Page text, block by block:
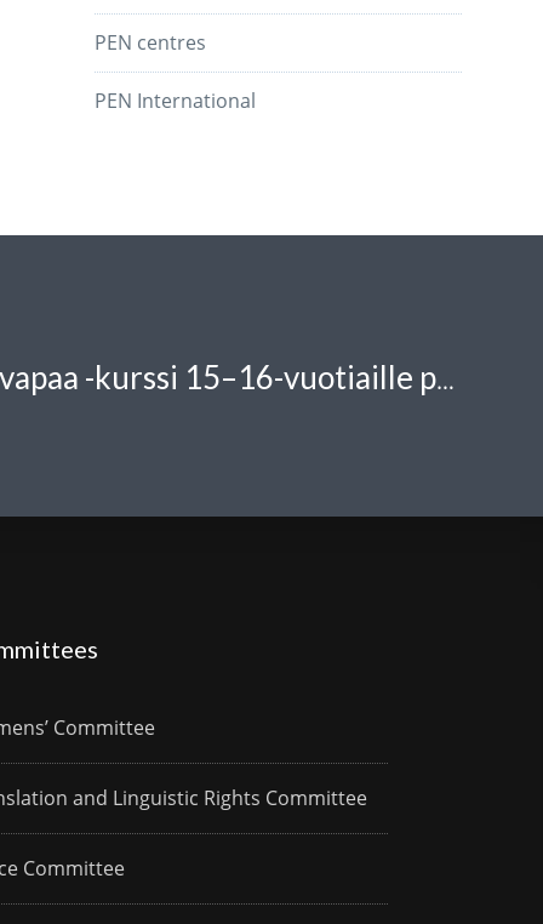
PEN centres
PEN International
(Suomi) Rooli vapaa -kurssi 15–16-vuotiaille pääkaupunkiseudun tytöille 26.11.
Committee
and Linguistic Rights Committee
Committee